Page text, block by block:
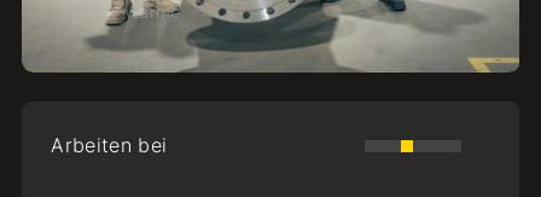
Kälte + Wärme - Raalte
Arbeiten bei